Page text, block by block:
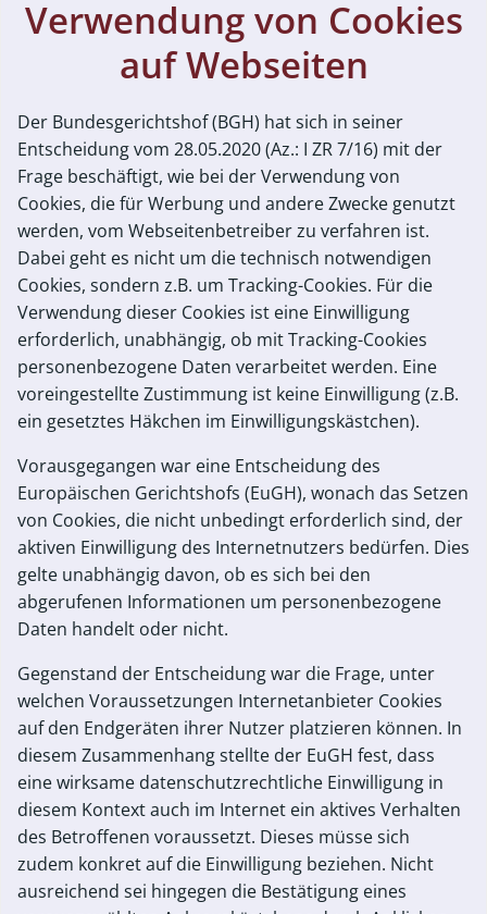
Verwendung von Cookies
auf Webseiten
Der Bundesgerichtshof (BGH) hat sich in seiner
Entscheidung vom 28.05.2020 (Az.: I ZR 7/16) mit der
Frage beschäftigt, wie bei der Verwendung von
Cookies, die für Werbung und andere Zwecke genutzt
werden, vom Webseitenbetreiber zu verfahren ist.
Dabei geht es nicht um die technisch notwendigen
Cookies, sondern z.B. um Tracking-Cookies. Für die
Verwendung dieser Cookies ist eine Einwilligung
erforderlich, unabhängig, ob mit Tracking-Cookies
personenbezogene Daten verarbeitet werden. Eine
voreingestellte Zustimmung ist keine Einwilligung (z.B.
ein gesetztes Häkchen im Einwilligungskästchen).
Vorausgegangen war eine Entscheidung des
Europäischen Gerichtshofs (EuGH), wonach das Setzen
von Cookies, die nicht unbedingt erforderlich sind, der
aktiven Einwilligung des Internetnutzers bedürfen. Dies
gelte unabhängig davon, ob es sich bei den
abgerufenen Informationen um personenbezogene
Daten handelt oder nicht.
Gegenstand der Entscheidung war die Frage, unter
welchen Voraussetzungen Internetanbieter Cookies
auf den Endgeräten ihrer Nutzer platzieren können. In
diesem Zusammenhang stellte der EuGH fest, dass
eine wirksame datenschutzrechtliche Einwilligung in
diesem Kontext auch im Internet ein aktives Verhalten
des Betroffenen voraussetzt. Dieses müsse sich
zudem konkret auf die Einwilligung beziehen. Nicht
ausreichend sei hingegen die Bestätigung eines